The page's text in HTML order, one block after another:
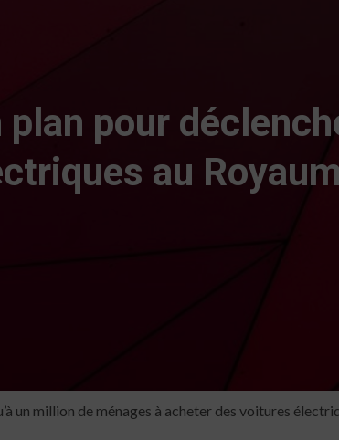
pour
au
un million de ménages à acheter des voitures